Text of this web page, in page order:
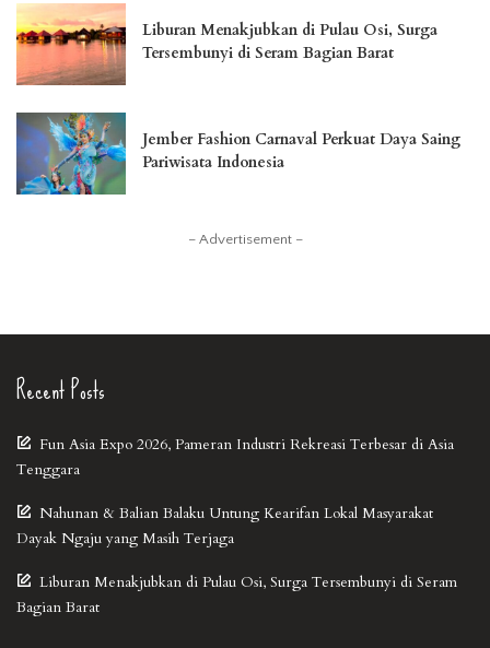
Liburan Menakjubkan di Pulau Osi, Surga
Tersembunyi di Seram Bagian Barat
Jember Fashion Carnaval Perkuat Daya Saing
Pariwisata Indonesia
– Advertisement –
Recent Posts
Fun Asia Expo 2026, Pameran Industri Rekreasi Terbesar di Asia
Tenggara
Nahunan & Balian Balaku Untung Kearifan Lokal Masyarakat
Dayak Ngaju yang Masih Terjaga
Liburan Menakjubkan di Pulau Osi, Surga Tersembunyi di Seram
Bagian Barat